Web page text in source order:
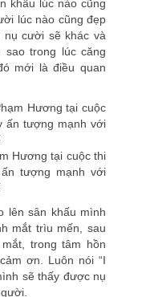
khấu lúc nào cũng
lúc nào cũng đẹp
cười sẽ khác và
sao trong lúc căng
mới là điều quan
Hương tại cuộc thi
tượng mạnh với
lên sân khấu mình
mắt trìu mến, sau
trong tâm hồn
ơn. Luôn nói “I
sẽ thấy được nụ